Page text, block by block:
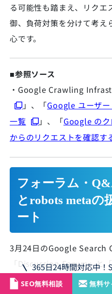
365日24時間対応中！
SEO無料相談 無料
る可能性も踏まえ、リクエ
御、負荷対策を分けて考え
心です。
■参照ソース
・Google Crawling
」、「Google ユーザ
一覧
」、「Google の
からのリクエストを確認す
フォーラム・
とrobots metaの
ート
3月24日のGoogle Search
「Discussion Forum」と
ータに対応プロパティが追